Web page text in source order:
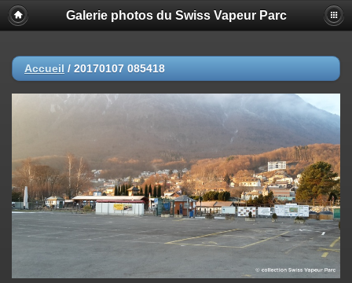
Galerie photos du Swiss Vapeur Parc
Accueil / 20170107 085418